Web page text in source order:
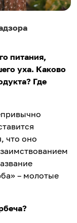
питания,
уха. Каково
Где
что оно
– молотые